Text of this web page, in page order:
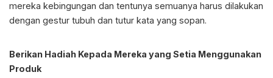
mereka kebingungan dan tentunya semuanya harus dilakukan
dengan gestur tubuh dan tutur kata yang sopan.
Berikan Hadiah Kepada Mereka yang Setia Menggunakan
Produk